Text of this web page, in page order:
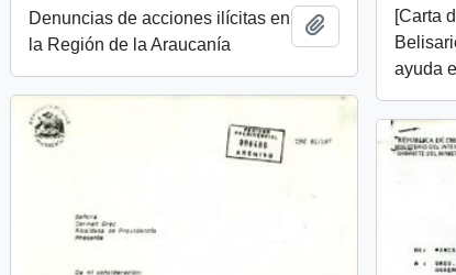
Denuncias de acciones ilícitas en
la Región de la Araucanía
Add to clipboard
[Carta
ayuda